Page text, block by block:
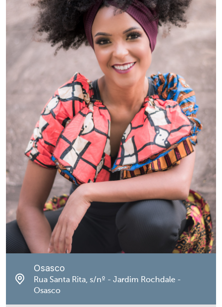
Osasco
Rua Santa Rita, s/nº - Jardim Rochdale -
Osasco